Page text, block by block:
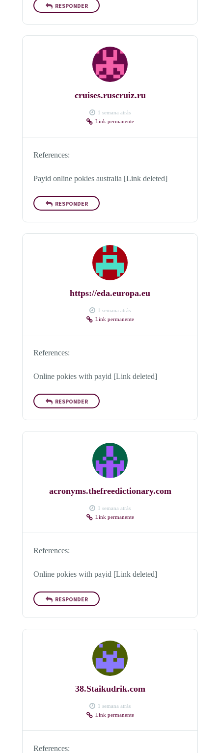
RESPONDER
cruises.ruscruiz.ru
1 semana atrás
Link permanente
References:
Payid online pokies australia [Link deleted]
RESPONDER
https://eda.europa.eu
1 semana atrás
Link permanente
References:
Online pokies with payid [Link deleted]
RESPONDER
acronyms.thefreedictionary.com
1 semana atrás
Link permanente
References:
Online pokies with payid [Link deleted]
RESPONDER
38.Staikudrik.com
1 semana atrás
Link permanente
References: